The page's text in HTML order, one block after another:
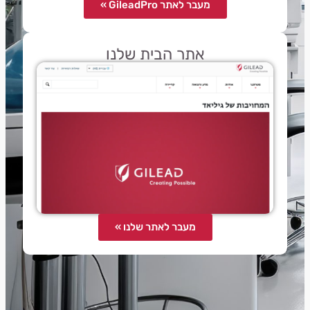
אתר הבית שלנו
מעבר לאתר שלנו »
מעבר לאתר GileadPro »